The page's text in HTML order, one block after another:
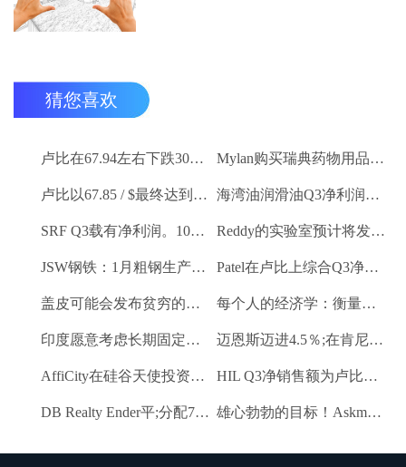
猜您喜欢
卢比在67.94左右下跌30杆，反对美元 Mylan购买瑞典药物用品Meda
卢比以67.85 / $最终达到5杆 海湾油润滑油Q3净利润卢比。26.2亿卢比
SRF Q3载有净利润。100.6亿卢比 Reddy的实验室预计将发布令人印象深刻的Q3号码
JSW钢铁：1月粗钢生产9.27 LK吨 Patel在卢比上综合Q3净利润。2.1亿卢比
盖皮可能会发布贫穷的Q3数字 每个人的经济学：衡量新的GDP
印度愿意考虑长期固定价格合同供应燃气供应：Piyush Goyal. 迈恩斯迈进4.5％;在肯尼亚获得普遍公司的控制股权
AffiCity在硅谷天使投资者和创始人获得1.2亿美元天使的资金 HIL Q3净销售额为卢比。215亿卢比
DB Realty Ender平;分配7.17卢比赎回偏好股份到子公司 雄心勃勃的目标！Askmebazaar计划筹款，设置进入“独角兽”俱乐部